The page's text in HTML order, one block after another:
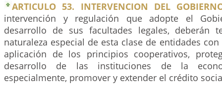
ARTICULO 53. INTERVENCION DEL
intervención y regulación que adopte el
desarrollo de sus facultades legales, deberán
naturaleza especial de esta clase de entidades
aplicación de los principios cooperativos,
desarrollo de las instituciones de la
especialmente, promover y extender el crédito